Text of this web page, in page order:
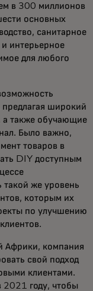
в 300 миллионов
основных
санитарное
интерьерное
для любого
широкий
а также обучающие
Было важно,
товаров в
DIY доступным
такой же уровень
которым их
по улучшению
Африки, компания
свой подход
клиентами.
2021 году, чтобы